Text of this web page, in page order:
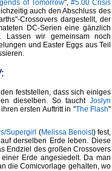
of Tomorrow", #5.00 Crisis
auch den Abschluss des
Crossovers dargestellt, der
DC-Serien eine gänzlich
Lassen wir gemeinsam noch
und Easter Eggs aus Teil
feststellen, dass sich einiges
dieselben. So taucht Joslyn
ersten Auftritt in "The Flash"
Supergirl (Melissa Benoist) fest,
derselben Erde leben. Diese
Endziel des großen Crossovers
Erde angesiedelt. Da man
die Comicvorlage gehalten, wo